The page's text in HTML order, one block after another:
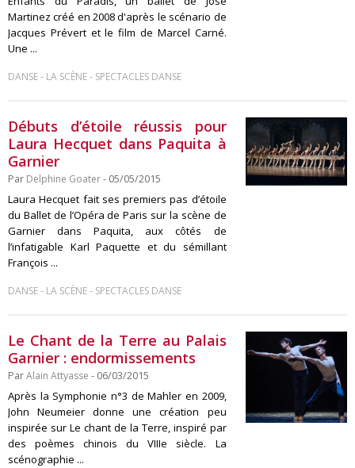
Martinez créé en 2008 d'après le scénario de
Jacques Prévert et le film de Marcel Carné.
Une ...
DANSE- LA SCÈNE- SPECTACLES DANSE
Débuts d’étoile réussis pour
Laura Hecquet dans Paquita à
Garnier
Par Delphine Goater- 05/05/2015
Laura Hecquet fait ses premiers pas d’étoile
du Ballet de l’Opéra de Paris sur la scène de
Garnier dans Paquita, aux côtés de
l’infatigable Karl Paquette et du sémillant
François ...
DANSE- LA SCÈNE- SPECTACLES DANSE
Le Chant de la Terre au Palais
Garnier : endormissements
ParAlain Attyasse - 06/03/2015
Après la Symphonie n°3 de Mahler en 2009,
John Neumeier donne une création peu
inspirée sur Le chant de la Terre, inspiré par
des poèmes chinois du VIIIe siècle. La
scénographie ...